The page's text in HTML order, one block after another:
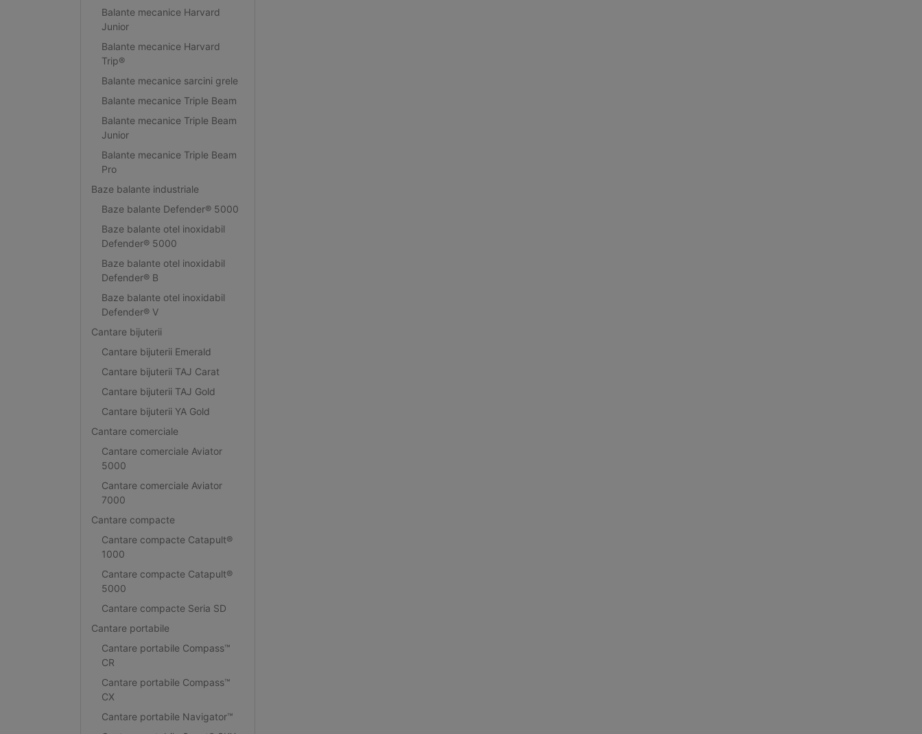
Balante mecanice Harvard
Junior
Balante mecanice Harvard
Trip®
Balante mecanice sarcini grele
Balante mecanice Triple Beam
Balante mecanice Triple Beam
Junior
Balante mecanice Triple Beam
Pro
Baze balante industriale
Baze balante Defender® 5000
Baze balante otel inoxidabil
Defender® 5000
Baze balante otel inoxidabil
Defender® B
Baze balante otel inoxidabil
Defender® V
Cantare bijuterii
Cantare bijuterii Emerald
Cantare bijuterii TAJ Carat
Cantare bijuterii TAJ Gold
Cantare bijuterii YA Gold
Cantare comerciale
Cantare comerciale Aviator
5000
Cantare comerciale Aviator
7000
Cantare compacte
Cantare compacte Catapult®
1000
Cantare compacte Catapult®
5000
Cantare compacte Seria SD
Cantare portabile
Cantare portabile Compass™
CR
Cantare portabile Compass™
CX
Cantare portabile Navigator™